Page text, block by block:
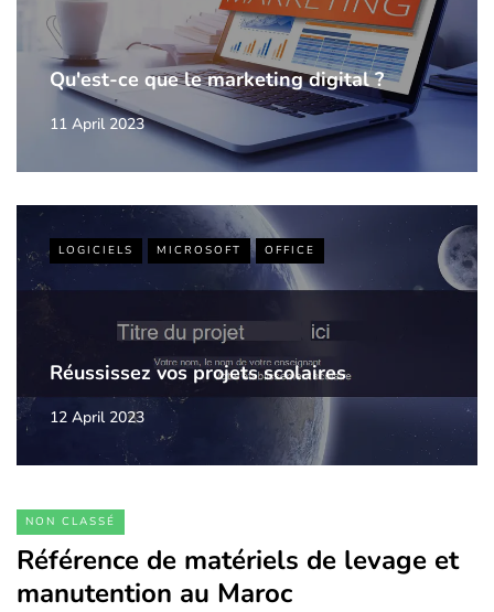
Qu'est-ce que le marketing digital ?
11 April 2023
LOGICIELS MICROSOFT OFFICE
Réussissez vos projets scolaires
12 April 2023
NON CLASSÉ
Référence de matériels de levage et
manutention au Maroc